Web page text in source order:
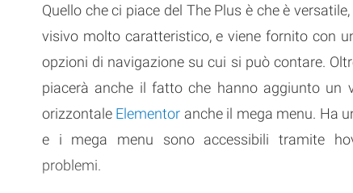
Quello che ci piace del The Plus è che è
visivo molto caratteristico, e viene fornito con
opzioni di navigazione su cui si può contare.
piacerà anche il fatto che hanno aggiunto un
orizzontale Elementor anche il mega menu. Ha
e i mega menu sono accessibili tramite
problemi.